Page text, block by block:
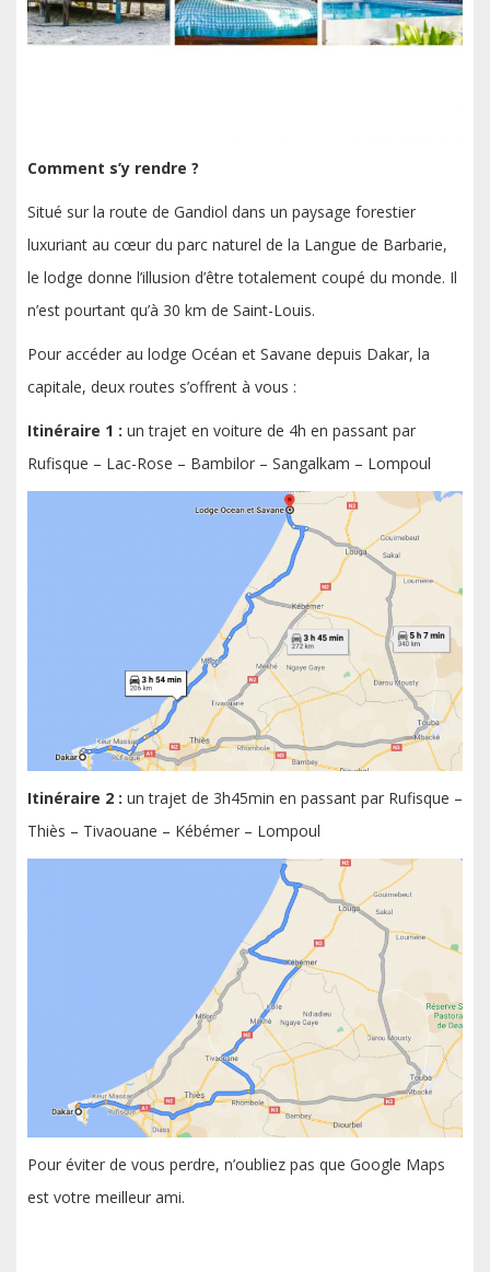
Comment s’y rendre ?
Situé sur la route de Gandiol dans un paysage forestier
luxuriant au cœur du parc naturel de la Langue de Barbarie,
le lodge donne l’illusion d’être totalement coupé du monde. Il
n’est pourtant qu’à 30 km de Saint-Louis.
Pour accéder au lodge Océan et Savane depuis Dakar, la
capitale, deux routes s’offrent à vous :
Itinéraire 1 : un trajet en voiture de 4h en passant par
Rufisque – Lac-Rose – Bambilor – Sangalkam – Lompoul
Itinéraire 2 : un trajet de 3h45min en passant par Rufisque –
Thiès – Tivaouane – Kébémer – Lompoul
Pour éviter de vous perdre, n’oubliez pas que Google Maps
est votre meilleur ami.